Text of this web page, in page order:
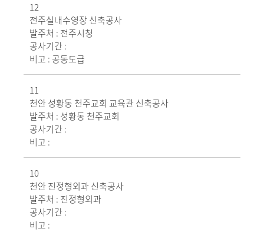
12
전주실내수영장 신축공사
발주처 : 전주시청
공사기간 :
비고 : 공동도급
11
천안 성황동 천주교회 교육관 신축공사
발주처 : 성황동 천주교회
공사기간 :
비고 :
10
천안 진정형외과 신축공사
발주처 : 진정형외과
공사기간 :
비고 :